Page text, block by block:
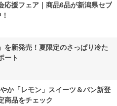
応援フェア｜商品6品が新潟県セブ
を新発売！夏限定のさっぱり冷た
ート
か「レモン」スイーツ＆パン新登
商品をチェック